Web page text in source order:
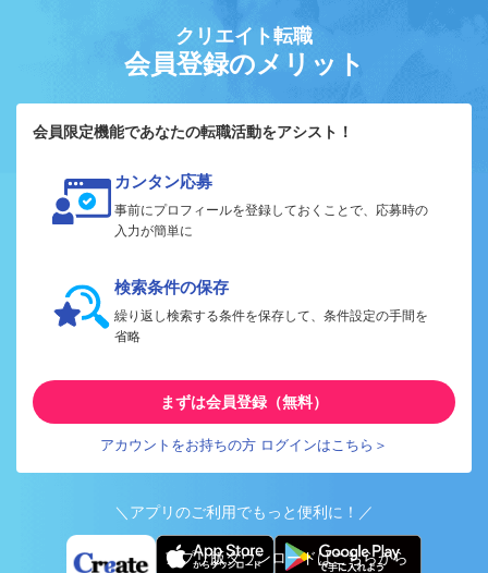
クリエイト転職
会員登録のメリット
会員限定機能であなたの転職活動をアシスト！
カンタン応募
事前にプロフィールを登録しておくことで、応募時の
入力が簡単に
検索条件の保存
繰り返し検索する条件を保存して、条件設定の手間を
省略
まずは会員登録（無料）
アカウントをお持ちの方 ログインはこちら＞
＼アプリのご利用でもっと便利に！／
アプリ版ダウンロードはこちらから